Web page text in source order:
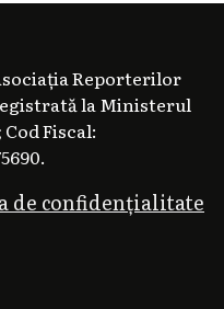
Reporterilor
la Ministerul
Fiscal:
de confidențialitate